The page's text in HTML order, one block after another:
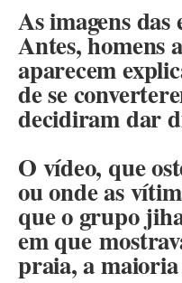
As imagens das
Antes, homens
aparecem
de se
decidiram dar
O vídeo, que
ou onde as
que o grupo
em que
praia, a maioria